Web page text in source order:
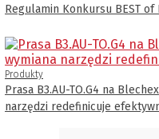
Produkty
Prasa B3.AU-TO.G4 na
narzędzi redefinicuje